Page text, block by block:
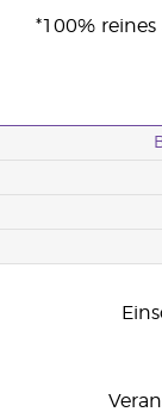
*100% reines